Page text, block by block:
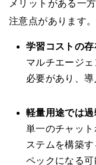
メリットがある一
注意点があります。
学習コストの存
マルチエージ
必要があり、
軽量用途では過
単一のチャッ
ステムを構築
ペックになる可